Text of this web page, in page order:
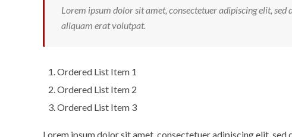
Lorem ipsum dolor sit amet, consectetuer adipiscing elit,
aliquam erat volutpat.
Ordered List Item 1
Ordered List Item 2
Ordered List Item 3
Lorem ipsum dolor sit amet, consectetuer adipiscing elit,